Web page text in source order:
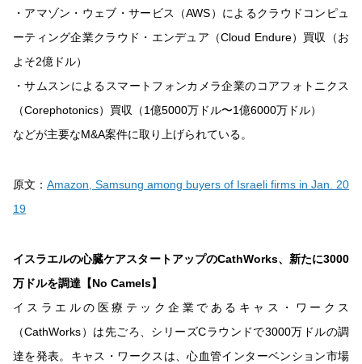
・アマゾン・ウェブ・サービス（AWS）によるクラウドコンピュ
ーティング企業クラウド・エンデュア（Cloud Endure）買収（お
よそ2億ドル）
・サムスンによるスマートフォンカメラ企業のコアフォトニクス
（Corephotonics）買収（1億5000万ドル〜1億6000万ドル）
などが主要なM&A案件に取り上げられている。
原文： Amazon, Samsung among buyers of Israeli firms in Jan. 20
19
イスラエルの心臓ケアスタートアップのCathWorks、新たに3000
万ドルを調達【No Camels】
イスラエルの医療テック企業であるキャス・ワークス
（CathWorks）は先ごろ、シリーズCラウンドで3000万ドルの調
達を発表。キャス・ワークスは、心血管インターベンション市場